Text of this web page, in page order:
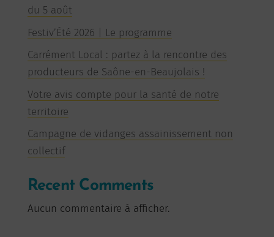
du 5 août
Festiv’Été 2026 | Le programme
Carrément Local : partez à la rencontre des
producteurs de Saône-en-Beaujolais !
Votre avis compte pour la santé de notre
territoire
Campagne de vidanges assainissement non
collectif
Recent Comments
Aucun commentaire à afficher.